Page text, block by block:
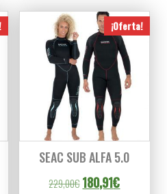
era: 194,00€.
actual es: 154,99€.
¡Oferta!
SEAC SUB ALFA 5.0
229,00€ El precio original
180,91€El precio